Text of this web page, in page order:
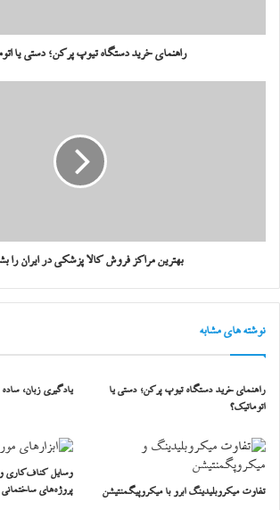
راهنمای خرید دستگاه‌ تیوپ پرکن؛ دستی یا
بهترین مراکز فروش کالا پزشکی در ایران را
نوشته های مشابه
راهنمای خرید دستگاه‌ تیوپ پرکن؛ دستی یا
اتوماتیک؟
یادگیری زبان،
تفاوت میکروبلیدینگ ابرو با میکروپیگمنتیشن
وسایل کناف‌کاری
پروژه‌های ساختمانی